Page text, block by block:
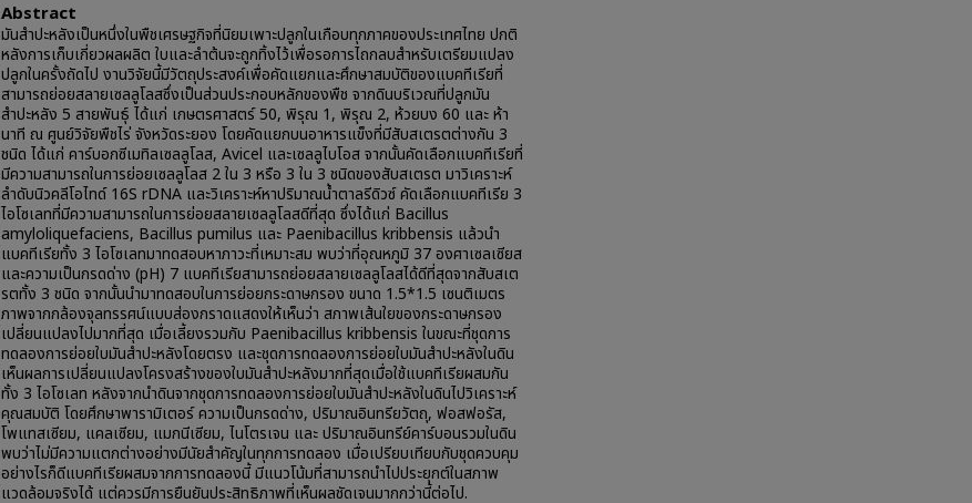
Abstract
มันสำปะหลังเป็นหนึ่งในพืชเศรษฐกิจที่นิยมเพาะปลูกในเกือบทุกภาคของประเทศไทย ปกติ
หลังการเก็บเกี่ยวผลผลิต ใบและลำต้นจะถูกทิ้งไว้เพื่อรอการไถกลบสำหรับเตรียมแปลง
ปลูกในครั้งถัดไป งานวิจัยนี้มีวัตถุประสงค์เพื่อคัดแยกและศึกษาสมบัติของแบคทีเรียที่
สามารถย่อยสลายเซลลูโลสซึ่งเป็นส่วนประกอบหลักของพืช จากดินบริเวณที่ปลูกมัน
สำปะหลัง 5 สายพันธุ์ ได้แก่ เกษตรศาสตร์ 50, พิรุณ 1, พิรุณ 2, ห้วยบง 60 และ ห้า
นาที ณ ศูนย์วิจัยพืชไร่ จังหวัดระยอง โดยคัดแยกบนอาหารแข็งที่มีสับสเตรตต่างกัน 3
ชนิด ได้แก่ คาร์บอกซีเมทิลเซลลูโลส, Avicel และเซลลูไบโอส จากนั้นคัดเลือกแบคทีเรียที่
มีความสามารถในการย่อยเซลลูโลส 2 ใน 3 หรือ 3 ใน 3 ชนิดของสับสเตรต มาวิเคราะห์
ลำดับนิวคลีโอไทด์ 16S rDNA และวิเคราะห์หาปริมาณน้ำตาลรีดิวซ์ คัดเลือกแบคทีเรีย 3
ไอโซเลทที่มีความสามารถในการย่อยสลายเซลลูโลสดีที่สุด ซึ่งได้แก่ Bacillus
amyloliquefaciens, Bacillus pumilus และ Paenibacillus kribbensis แล้วนำ
แบคทีเรียทั้ง 3 ไอโซเลทมาทดสอบหาภาวะที่เหมาะสม พบว่าที่อุณหภูมิ 37 องศาเซลเซียส
และความเป็นกรดด่าง (pH) 7 แบคทีเรียสามารถย่อยสลายเซลลูโลสได้ดีที่สุดจากสับสเต
รตทั้ง 3 ชนิด จากนั้นนำมาทดสอบในการย่อยกระดาษกรอง ขนาด 1.5*1.5 เซนติเมตร
ภาพจากกล้องจุลทรรศน์แบบส่องกราดแสดงให้เห็นว่า สภาพเส้นใยของกระดาษกรอง
เปลี่ยนแปลงไปมากที่สุด เมื่อเลี้ยงรวมกับ Paenibacillus kribbensis ในขณะที่ชุดการ
ทดลองการย่อยใบมันสำปะหลังโดยตรง และชุดการทดลองการย่อยใบมันสำปะหลังในดิน
เห็นผลการเปลี่ยนแปลงโครงสร้างของใบมันสำปะหลังมากที่สุดเมื่อใช้แบคทีเรียผสมกัน
ทั้ง 3 ไอโซเลท หลังจากนำดินจากชุดการทดลองการย่อยใบมันสำปะหลังในดินไปวิเคราะห์
คุณสมบัติ โดยศึกษาพารามิเตอร์ ความเป็นกรดด่าง, ปริมาณอินทรียวัตถุ, ฟอสฟอรัส,
โพแทสเซียม, แคลเซียม, แมกนีเซียม, ไนโตรเจน และ ปริมาณอินทรีย์คาร์บอนรวมในดิน
พบว่าไม่มีความแตกต่างอย่างมีนัยสำคัญในทุกการทดลอง เมื่อเปรียบเทียบกับชุดควบคุม
อย่างไรก็ดีแบคทีเรียผสมจากการทดลองนี้ มีแนวโน้มที่สามารถนำไปประยุกต์ในสภาพ
แวดล้อมจริงได้ แต่ควรมีการยืนยันประสิทธิภาพที่เห็นผลชัดเจนมากกว่านี้ต่อไป.